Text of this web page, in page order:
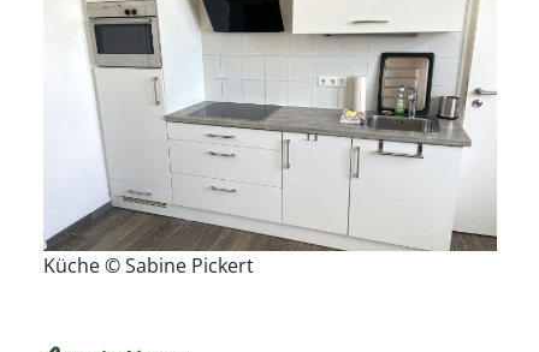
Küche © Sabine Pickert